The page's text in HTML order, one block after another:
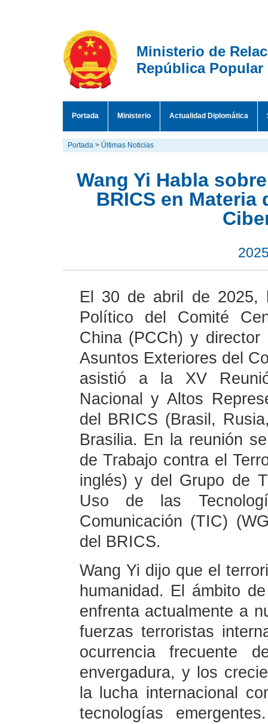
Ministerio de
República Popular
Portada Ministerio Actualidad Diplomática
Portada > Últimas Noticias
Wang Yi Habla
BRICS en
El 30 de abril de 2025,
Político del Comité
China (PCCh) y
Asuntos Exteriores del
asistió a la XV
Nacional y Altos
del BRICS (Brasil,
Brasilia. En la reunión
de Trabajo contra el
inglés) y del Grupo de
Uso de las
Comunicación (TIC)
del BRICS.
Wang Yi dijo que el
humanidad. El ámbito
enfrenta actualmente a
fuerzas terroristas
ocurrencia frecuente
envergadura, y los
la lucha internacional
tecnologías